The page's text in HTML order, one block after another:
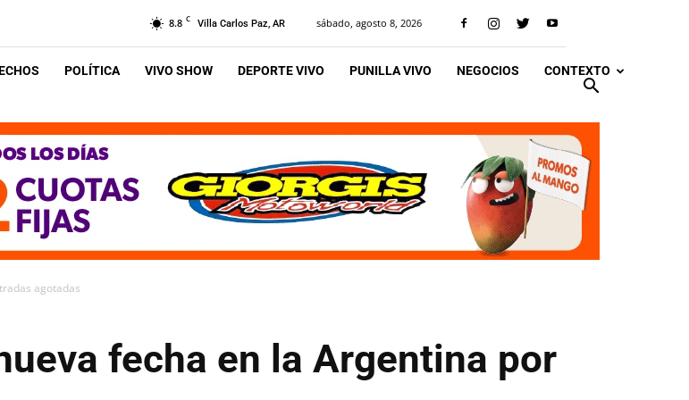
8.8 C Villa Carlos Paz, AR sábado, agosto 8, 2026
POLÍTICA VIVO SHOW DEPORTE VIVO PUNILLA VIVO NEGOCIOS CONTEXTO
agotadas
fecha en la Argentina por